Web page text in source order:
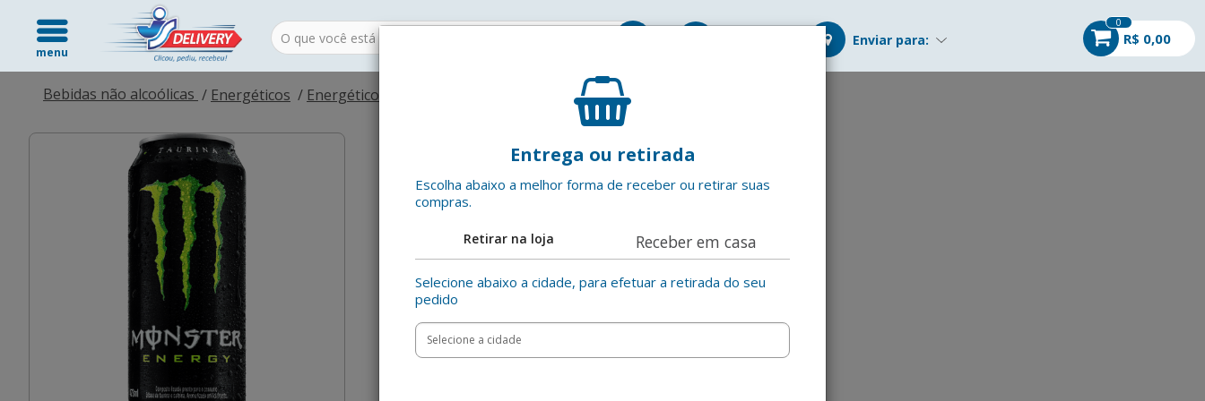
menu
Enviar para:
0
R$ 0,00
Entrega ou retirada
Escolha abaixo a melhor forma de receber ou retirar suas
compras.
Retirar na loja Receber em casa
Selecione abaixo a cidade, para efetuar a retirada do seu
pedido
Bebidas não alcoólicas Energéticos Energéticos
Energético Energy Monster Lata 473ml
Add
to
cart
Product
ActionsAdicionar